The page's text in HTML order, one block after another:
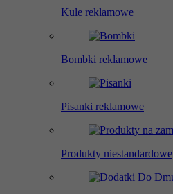
Kule reklamowe
Bombki reklamowe
Pisanki reklamowe
Produkty niestandardowe